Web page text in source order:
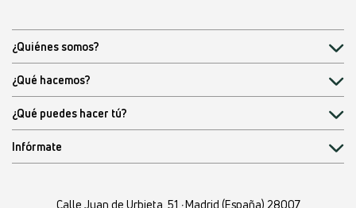
Calle Juan de Urbieta, 51 ·Madrid (España) 28007
¿Quiénes somos?
¿Qué hacemos?
¿Qué puedes hacer tú?
Infórmate